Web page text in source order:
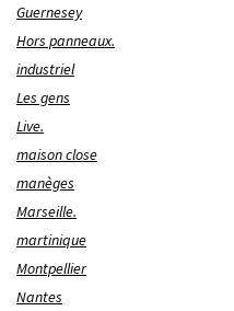
Guernesey
Hors panneaux.
industriel
Les gens
Live.
maison close
manèges
Marseille.
martinique
Montpellier
Nantes